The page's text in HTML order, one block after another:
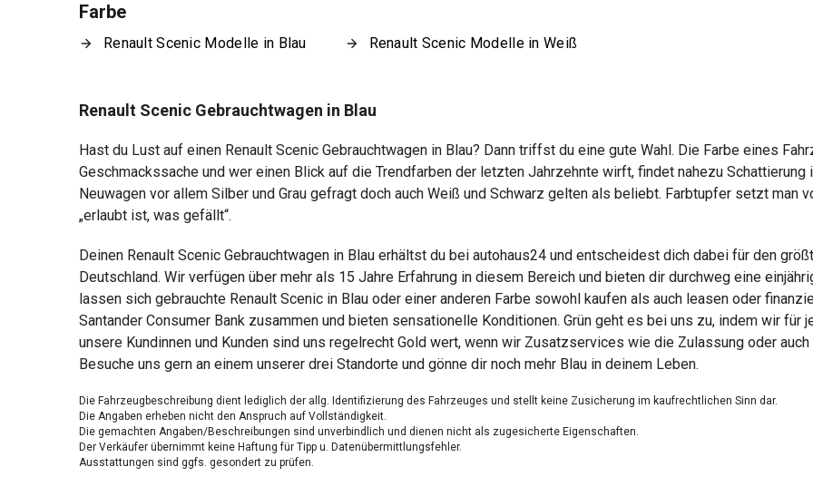
Farbe
Renault Scenic Modelle in Blau Renault Scenic Modelle in Weiß
Renault Scenic Gebrauchtwagen in Blau
Hast du Lust auf einen Renault Scenic Gebrauchtwagen in Blau? Dann triffst du eine gute Wahl. Die Farbe eines
Geschmackssache und wer einen Blick auf die Trendfarben der letzten Jahrzehnte wirft, findet nahezu
Neuwagen vor allem Silber und Grau gefragt doch auch Weiß und Schwarz gelten als beliebt. Farbtupfer setzt man
„erlaubt ist, was gefällt“.
Deinen Renault Scenic Gebrauchtwagen in Blau erhältst du bei autohaus24 und entscheidest dich dabei für den
Deutschland. Wir verfügen über mehr als 15 Jahre Erfahrung in diesem Bereich und bieten dir durchweg eine
lassen sich gebrauchte Renault Scenic in Blau oder einer anderen Farbe sowohl kaufen als auch leasen oder
Santander Consumer Bank zusammen und bieten sensationelle Konditionen. Grün geht es bei uns zu, indem wir für
unsere Kundinnen und Kunden sind uns regelrecht Gold wert, wenn wir Zusatzservices wie die Zulassung oder
Besuche uns gern an einem unserer drei Standorte und gönne dir noch mehr Blau in deinem Leben.
Die Fahrzeugbeschreibung dient lediglich der allg. Identifizierung des Fahrzeuges und stellt keine Zusicherung im kaufrechtlichen Sinn dar.
Die Angaben erheben nicht den Anspruch auf Vollständigkeit.
Die gemachten Angaben/Beschreibungen sind unverbindlich und dienen nicht als zugesicherte Eigenschaften.
Der Verkäufer übernimmt keine Haftung für Tipp u. Datenübermittlungsfehler.
Ausstattungen sind ggfs. gesondert zu prüfen.